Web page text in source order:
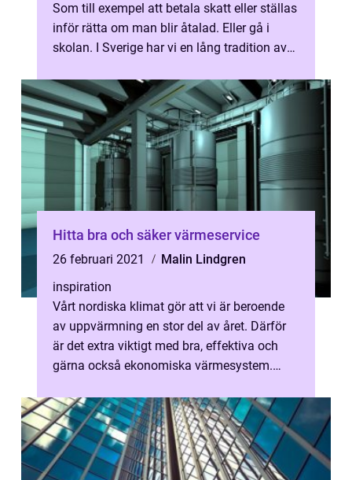
Som till exempel att betala skatt eller ställas
inför rätta om man blir åtalad. Eller gå i
skolan. I Sverige har vi en lång tradition av
Hitta bra och säker värmeservice
26 februari 2021
Malin Lindgren
inspiration
Vårt nordiska klimat gör att vi är beroende
av uppvärmning en stor del av året. Därför
är det extra viktigt med bra, effektiva och
gärna också ekonomiska värmesystem.